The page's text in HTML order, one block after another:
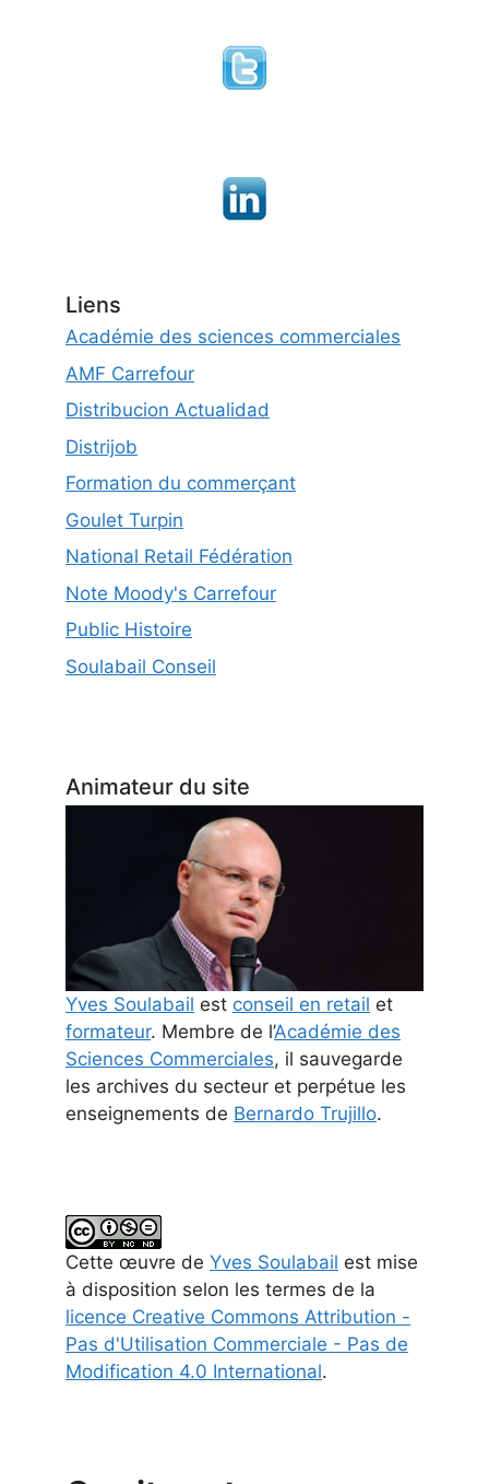
Liens
Académie des sciences commerciales
AMF Carrefour
Distribucion Actualidad
Distrijob
Formation du commerçant
Goulet Turpin
National Retail Fédération
Note Moody's Carrefour
Public Histoire
Soulabail Conseil
Animateur du site
Yves Soulabail est conseil en retail et
formateur. Membre de l’Académie des
Sciences Commerciales, il sauvegarde
les archives du secteur et perpétue les
enseignements de Bernardo Trujillo.
Cette œuvre de Yves Soulabail est mise
à disposition selon les termes de la
licence Creative Commons Attribution -
Pas d'Utilisation Commerciale - Pas de
Modification 4.0 International.